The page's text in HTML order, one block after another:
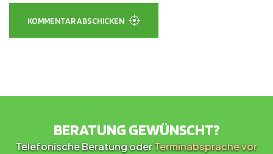
KOMMENTAR ABSCHICKEN
BERATUNG GEWÜNSCHT?
Telefonische Beratung oderTerminabsprache vor